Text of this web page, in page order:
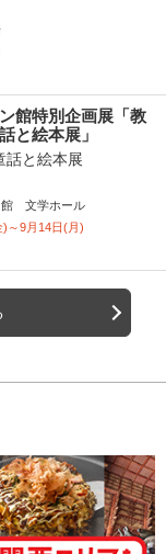
館特別企画展「教
と絵本展」
話と絵本展
館 文学ホール
～9月14日(月)